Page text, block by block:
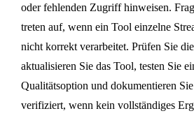
oder fehlenden Zugriff hinweisen.
treten auf, wenn ein Tool einzelne
nicht korrekt verarbeitet. Prüfen Sie
aktualisieren Sie das Tool, testen Sie
Qualitätsoption und dokumentieren
verifiziert, wenn kein vollständiges